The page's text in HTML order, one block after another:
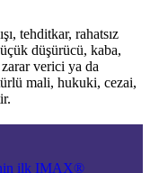
tehditkar, rahatsız
düşürücü, kaba,
verici ya da
mali, hukuki, cezai,